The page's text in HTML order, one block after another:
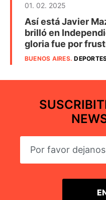
01. 02. 2025
Así está Javier
brilló en
gloria fue por
BUENOS AIRES.